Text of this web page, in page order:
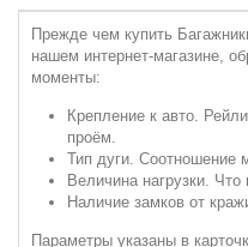
Прежде чем купить
нашем интернет-магазине,
моменты:
Крепление к авто.
проём.
Тип дуги. Соотношение
Величина нагрузки.
Наличие замков от
Параметры указаны в